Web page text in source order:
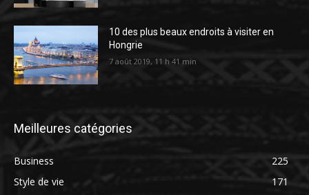
10 des plus beaux endroits à visiter en
Hongrie
7 août 2019, 11 h 41 min
Meilleures catégories
Business
225
Style de vie
171